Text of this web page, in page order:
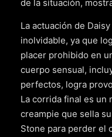
de la situación,
La actuación de
inolvidable, ya que
placer prohibido en
cuerpo sensual,
perfectos, logra
La corrida final es un
creampie que sella
Stone para perder el